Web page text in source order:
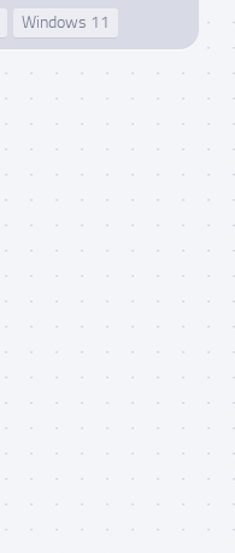
Windows 11